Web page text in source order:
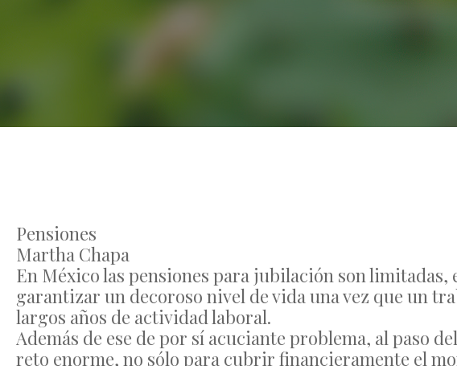
Pensiones
Martha Chapa
En México las pensiones para jubilación son limitadas,
garantizar un decoroso nivel de vida una vez que un
largos años de actividad laboral.
Además de ese de por sí acuciante problema, al paso
reto enorme, no sólo para cubrir financieramente el